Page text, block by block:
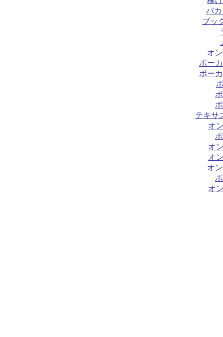
バ
ブッ
オ
ポー
ポー
テキサ
オ
オ
オ
オ
オ